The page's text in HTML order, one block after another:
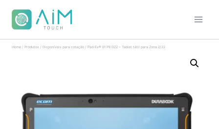
Home / Produtos / Disponíveis para cotação / Pad-Ex® 01 P8 DZ2 – Tablet tátil para Zona 2/22